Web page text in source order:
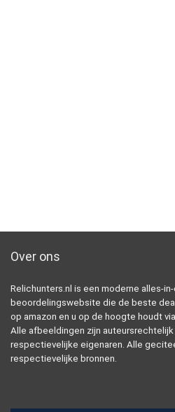
Over ons
Relichunters.nl is een moderne alles-
beoordelingswebsite die de beste
op amazon en u op de hoogte houdt
Alle afbeeldingen zijn
respectievelijke eigenaren. Alle
respectievelijke bronnen.